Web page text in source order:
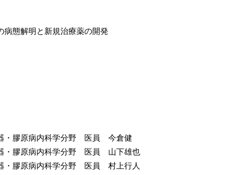
病態解明と新規治療薬の開発
・膠原病内科学分野 医員 今倉健
・膠原病内科学分野 医員 山下雄也
・膠原病内科学分野 医員 村上行人